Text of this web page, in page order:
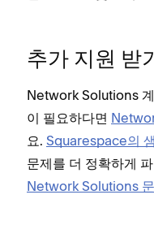
추가 지원 받기
Network Solutions
이 필요하다면
요. Squarespace의
문제를 더 정확하게
Network Solutions